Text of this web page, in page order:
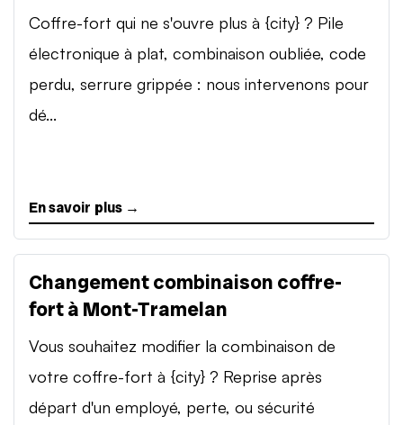
Coffre-fort qui ne s'ouvre plus à {city} ? Pile
électronique à plat, combinaison oubliée, code
perdu, serrure grippée : nous intervenons pour
dé...
En savoir plus →
Changement combinaison coffre-
fort à Mont-Tramelan
Vous souhaitez modifier la combinaison de
votre coffre-fort à {city} ? Reprise après
départ d'un employé, perte, ou sécurité